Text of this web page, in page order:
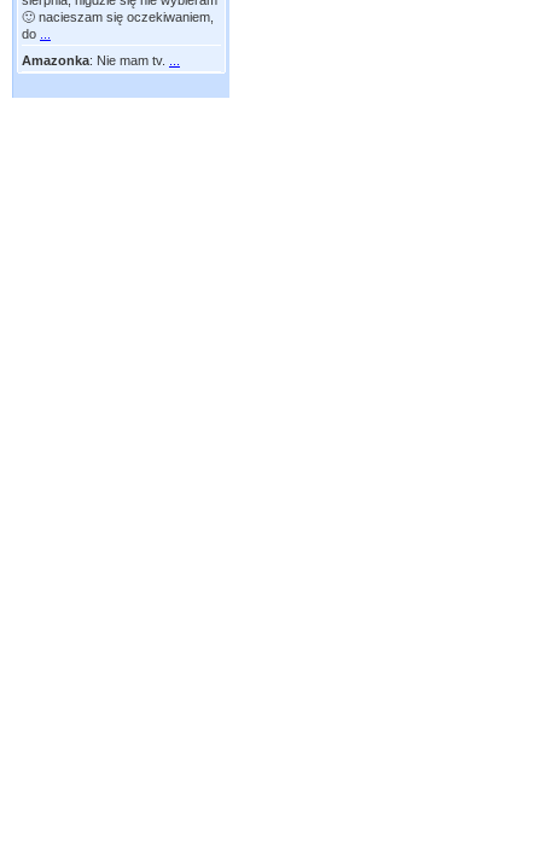
🙂 nacieszam się oczekiwaniem,
do
Amazonka: Nie mam tv.